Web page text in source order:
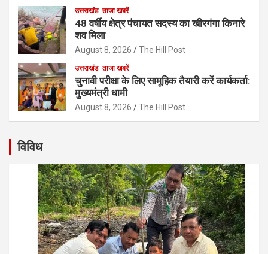
उत्तराखंड ताजा खबरें
48 वर्षीय क्षेत्र पंचायत सदस्य का खीरगंगा किनारे
शव मिला
August 8, 2026 The Hill Post
उत्तराखंड ताजा खबरें
चुनावी परीक्षा के लिए सामूहिक तैयारी करें कार्यकर्ता:
मुख्यमंत्री धामी
August 8, 2026 The Hill Post
विविध